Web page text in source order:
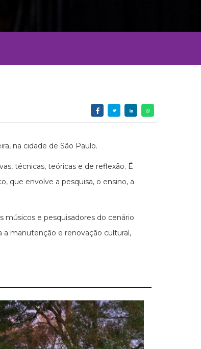
na cidade de São Paulo.
técnicas, teóricas e de reflexão. É
que envolve a pesquisa, o ensino, a
e pesquisadores do cenário
a manutenção e renovação cultural,